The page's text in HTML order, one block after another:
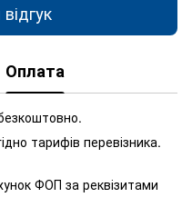
Оплата
тарифів перевізника.
ФОП за реквізитами